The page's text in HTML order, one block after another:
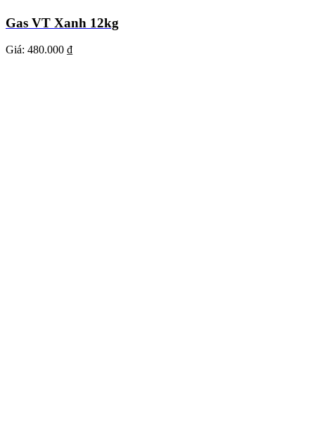
Gas VT Xanh 12kg
Giá: 480.000 ₫